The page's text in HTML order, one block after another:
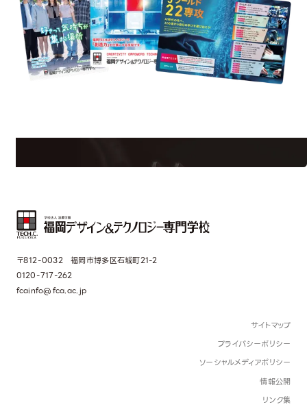
Information
〒812-0032 福岡市博多区石城町21-2
0120-717-262
fcainfo@fca.ac.jp
サイトマップ
プライバシーポリシー
ソーシャルメディアポリシー
情報公開
リンク集